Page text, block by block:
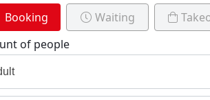
Booking Waiting
of people